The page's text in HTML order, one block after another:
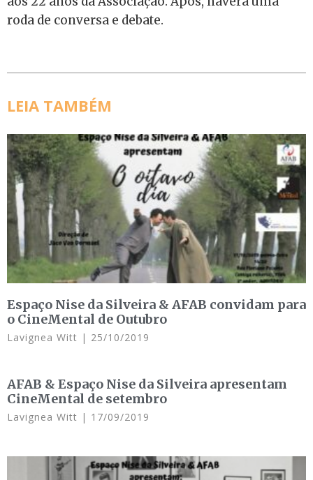
roda de conversa e debate.
LEIA TAMBÉM
Espaço Nise da Silveira & AFAB convidam para
o CineMental de Outubro
Lavignea Witt 25/10/2019
AFAB & Espaço Nise da Silveira apresentam
CineMental de setembro
Lavignea Witt 17/09/2019